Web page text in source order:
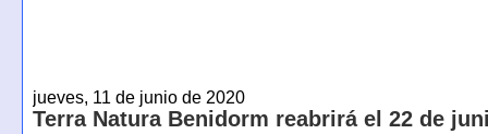
jueves, 11 de junio de 2020
Terra Natura Benidorm reabrirá el 22 de